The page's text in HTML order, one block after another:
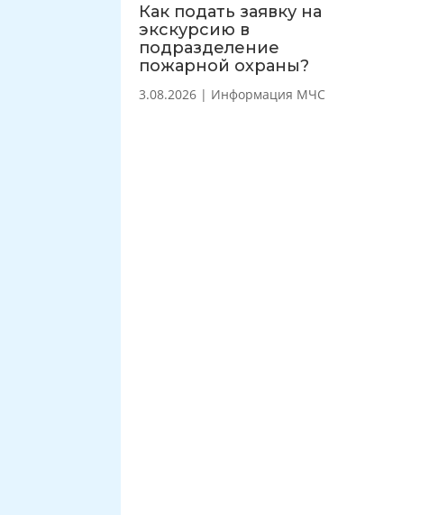
Как подать заявку на
экскурсию в
подразделение
пожарной охраны?
3.08.2026 | Информация МЧС